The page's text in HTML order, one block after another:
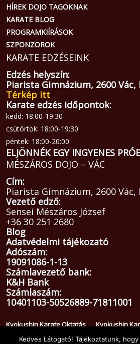
HÍREK DOJO TAGOKNAK
KARATE BLOG
PROGRAMKIÍRÁSOK
SZPONZOROK
KARATE EDZÉSEINK
Edzés helyszín:
Piarista Gimnázium, 2600
Térkép itt
Karate edzés időpontok:
kedd: 18:00-19:30
csütörtök: 18:00-19:30
péntek: 18:00-20:00
ELJÖNNÉK EGY INGYENES
MÉSZÁROS DOJO – VÁC
Cím:
Piarista Gimnázium, 2600
Vezető edző:
Sensei Mészáros József
+36 30 251 2680
Blog
Adatvédelmi tájékozató
Adószám:
19091086-1-13
Számlavezető bank:
K&H Bank
Számlaszám:
10401103-50526889-71811001
Kyokushin Karate Oktatás Kyokushin
Copyright © 2026 Minden jog
Kedves Látogató! Tájékoztatunk,